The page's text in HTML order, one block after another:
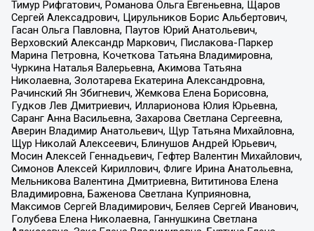
Тимур Рифгатович, Романова Ольга Евгеньевна, Щаров
Сергей Алексадрович, Цирульников Борис Альбертович,
Гасан Ольга Павловна, Паутов Юрий Анатольевич,
Верховский Александр Маркович, Пислакова-Паркер
Марина Петровна, Кочеткова Татьяна Владимировна,
Чуркина Наталья Валерьевна, Акимова Татьяна
Николаевна, Золотарева Екатерина Александровна,
Рачинский Ян Збигневич, Жемкова Елена Борисовна,
Гудков Лев Дмитриевич, Илларионова Юлия Юрьевна,
Саранг Анна Васильевна, Захарова Светлана Сергеевна,
Аверин Владимир Анатольевич, Щур Татьяна Михайловна,
Щур Николай Алексеевич, Блинушов Андрей Юрьевич,
Мосин Алексей Геннадьевич, Гефтер Валентин Михайлович,
Симонов Алексей Кириллович, Флиге Ирина Анатольевна,
Мельникова Валентина Дмитриевна, Вититинова Елена
Владимировна, Баженова Светлана Куприяновна,
Максимов Сергей Владимирович, Беляев Сергей Иванович,
Голубева Елена Николаевна, Ганнушкина Светлана